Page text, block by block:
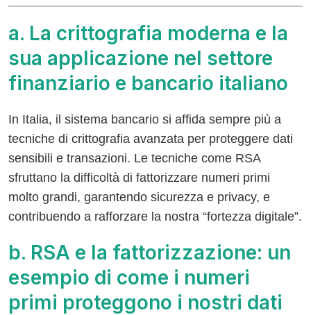
a. La crittografia moderna e la
sua applicazione nel settore
finanziario e bancario italiano
In Italia, il sistema bancario si affida sempre più a
tecniche di crittografia avanzata per proteggere dati
sensibili e transazioni. Le tecniche come RSA
sfruttano la difficoltà di fattorizzare numeri primi
molto grandi, garantendo sicurezza e privacy, e
contribuendo a rafforzare la nostra “fortezza digitale”.
b. RSA e la fattorizzazione: un
esempio di come i numeri
primi proteggono i nostri dati